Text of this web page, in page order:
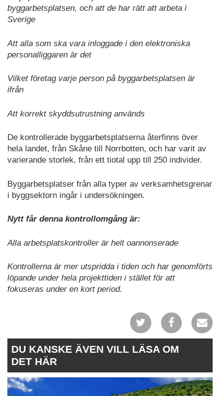
byggarbetsplatsen, och att de har rätt att arbeta i
Sverige
Att alla som ska vara inloggade i den elektroniska
personalliggaren är det
Vilket företag varje person på byggarbetsplatsen är
ifrån
Att korrekt skyddsutrustning används
De kontrollerade byggarbetsplatserna återfinns över
hela landet, från Skåne till Norrbotten, och har varit av
varierande storlek, från ett tiotal upp till 250 individer.
Byggarbetsplatser från alla typer av verksamhetsgrenar
i byggsektorn ingår i undersökningen.
Nytt får denna kontrollomgång är:
Alla arbetsplatskontroller är helt oannonserade
Kontrollerna är mer utspridda i tiden och har genomförts
löpande under hela projekttiden i stället för att
fokuseras under en kort period.
DU KANSKE ÄVEN VILL LÄSA OM
DET HÄR